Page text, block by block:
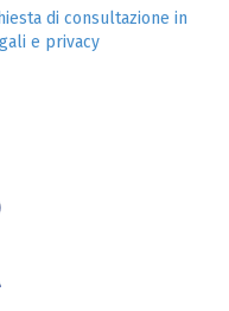
di consultazione in
e privacy